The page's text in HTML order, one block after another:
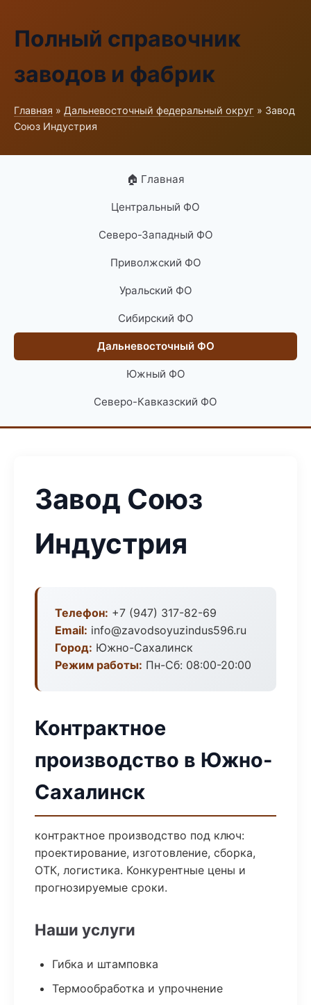
Полный справочник
заводов и фабрик
Главная » Дальневосточный федеральный округ » Завод
Союз Индустрия
🏠 Главная
Центральный ФО
Северо-Западный ФО
Приволжский ФО
Уральский ФО
Сибирский ФО
Дальневосточный ФО
Южный ФО
Северо-Кавказский ФО
Завод Союз
Индустрия
Телефон: +7 (947) 317-82-69
Email: info@zavodsoyuzindus596.ru
Город: Южно-Сахалинск
Режим работы: Пн-Сб: 08:00-20:00
Контрактное
производство в Южно-
Сахалинск
контрактное производство под ключ:
проектирование, изготовление, сборка,
ОТК, логистика. Конкурентные цены и
прогнозируемые сроки.
Наши услуги
Гибка и штамповка
Термообработка и упрочнение